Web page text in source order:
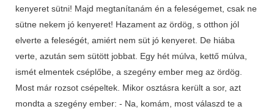
kenyeret sütni! Majd megtanítanám én a feleségemet, csak ne
sütne nekem jó kenyeret! Hazament az ördög, s otthon jól
elverte a feleségét, amiért nem süt jó kenyeret. De hiába
verte, azután sem sütött jobbat. Egy hét múlva, kettő múlva,
ismét elmentek cséplőbe, a szegény ember meg az ördög.
Most már rozsot csépeltek. Mikor osztásra került a sor, azt
mondta a szegény ember: - Na, komám, most válaszd te a